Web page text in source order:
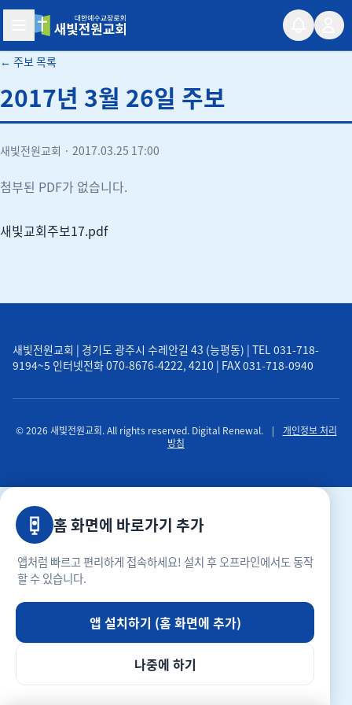
새빛전원교회
← 주보 목록
2017년 3월 26일 주보
새빛전원교회 · 2017.03.25 17:00
첨부된 PDF가 없습니다.
새빛교회주보17.pdf
새빛전원교회 | 경기도 광주시 수레안길 43 (능평동) | TEL 031-718-
9194~5 인터넷전화 070-8676-4222, 4210 | FAX 031-718-0940
© 2026 새빛전원교회. All rights reserved. Digital Renewal. |
개인정보 처리
방침
홈 화면에 바로가기 추가
앱처럼 빠르고 편리하게 접속하세요! 설치 후 오프라인에서도 동작
할 수 있습니다.
앱 설치하기 (홈 화면에 추가)
나중에 하기